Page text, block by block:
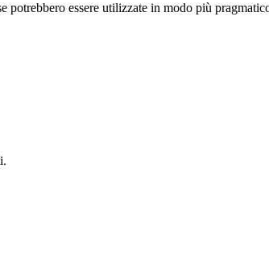
potrebbero essere utilizzate in modo più